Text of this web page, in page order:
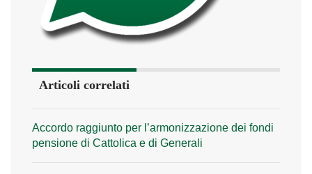
Articoli correlati
Accordo raggiunto per l’armonizzazione dei fondi
pensione di Cattolica e di Generali